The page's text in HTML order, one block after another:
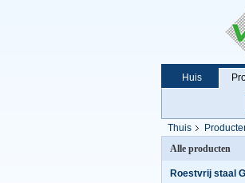
Huis
Thuis
Alle producten
Roestvrij staal